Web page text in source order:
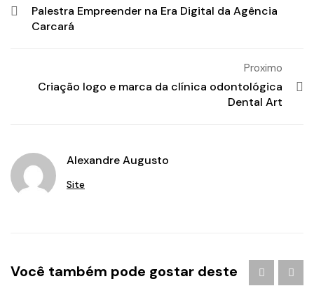
Palestra Empreender na Era Digital da Agência
Carcará
Proximo
Criação logo e marca da clínica odontológica
Dental Art
Alexandre Augusto
Site
Você também pode gostar deste
agencia de
publicidade em brasilia/Branding/ criação de logo